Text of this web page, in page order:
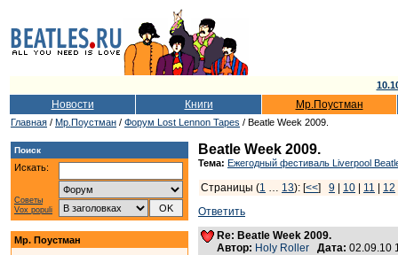
Новости Книги Мр.Поустман
Главная / Мр.Поустман / Форум Lost Lennon Tapes / Beatle Week 2009.
Поиск
Искать:
Советы
Vox populi
Мр. Поустман
Beatle Week 2009.
Тема: Ежегодный фестиваль Liverpool
Страницы (1 … 13): [<<] 9 10 11 12
Ответить
Re: Beatle Week 2009.
Автор: Holy Roller Дата: